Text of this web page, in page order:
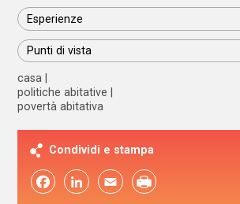
Esperienze
Punti di vista
casa
politiche abitative
povertà abitativa
Condividi e stampa
FacebookLinkedIn Email